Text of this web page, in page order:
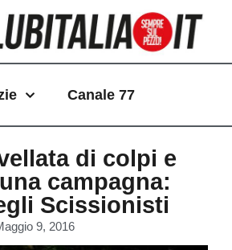
Canale 77
di colpi e
campagna:
Scissionisti
9, 2016